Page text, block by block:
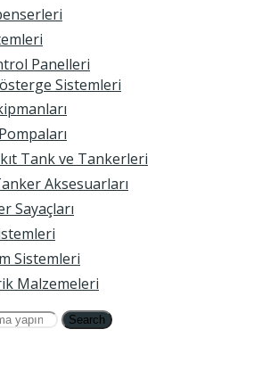
Panelleri
Sistemleri
Tank ve Tankerleri
Aksesuarları
Sayaçları
Sistemleri
Malzemeleri
Search